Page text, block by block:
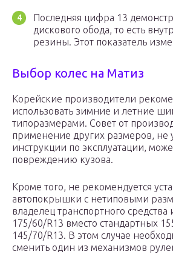
Последняя цифра 13
дискового обода, то есть
резины. Этот показатель
Выбор колес на Матиз
Корейские производители
использовать зимние и летние
типоразмерами. Совет от
применение других размеров, не
инструкции по эксплуатации,
повреждению кузова.
Кроме того, не рекомендуется
автопокрышки с нетиповыми
владелец транспортного
175/60/R13 вместо стандартных
145/70/R13. В этом случае
сменить один из механизмов